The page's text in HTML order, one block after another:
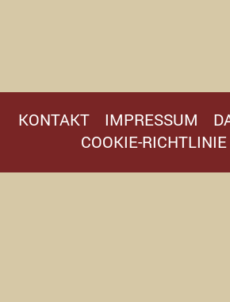
KONTAKT IMPRESSUM
COOKIE-